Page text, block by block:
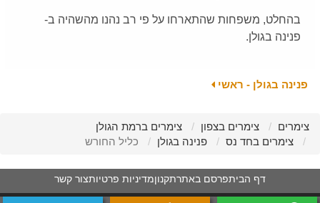
בהחלט, משפחות שהתארחו על פי רב נהנו מהשהיה ב-
פנינה בגולן.
פנינה בגולן - ראשי
צימרים צימרים בצפון
צימרים ברמת הגולן
צימרים בחד נס
פנינה בגולן כליל החורש
דף הביתפרסם באתרתקנוןמדיניות פרטיותצור קשר